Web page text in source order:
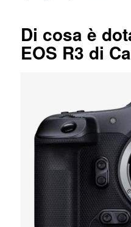
Di cosa è
EOS R3 di